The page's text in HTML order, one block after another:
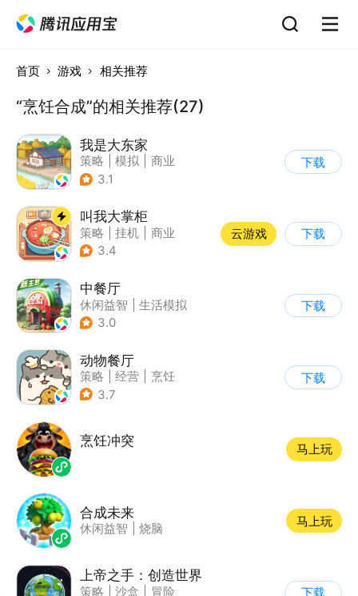
首页 游戏 相关推荐
“烹饪合成”的相关推荐(27)
我是大东家
策略 模拟
商业
| 卡通
3.1
下载
叫我大掌柜
策略 挂机
商业
| 古风
3.4
云游戏 下载
中餐厅
休闲益智
生活模拟
| 餐厅
3.0
下载
动物餐厅
策略 经营
烹饪
| 宠物
3.7
下载
烹饪冲突
马上玩
合成未来
休闲益智 烧脑
马上玩
上帝之手：创造世界
策略 沙盒
冒险
下载